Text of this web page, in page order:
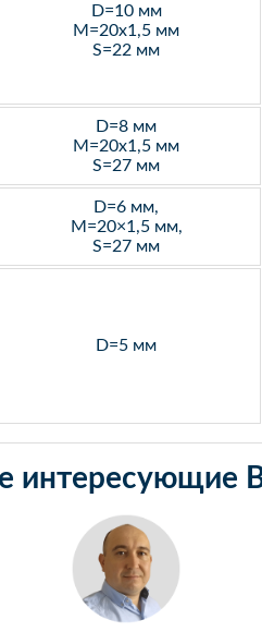
D=10 мм
M=20х1,5 мм
S=22 мм
D=8 мм
M=20х1,5 мм
S=27 мм
D=6 мм,
M=20×1,5 мм,
S=27 мм
D=5 мм
интересующие